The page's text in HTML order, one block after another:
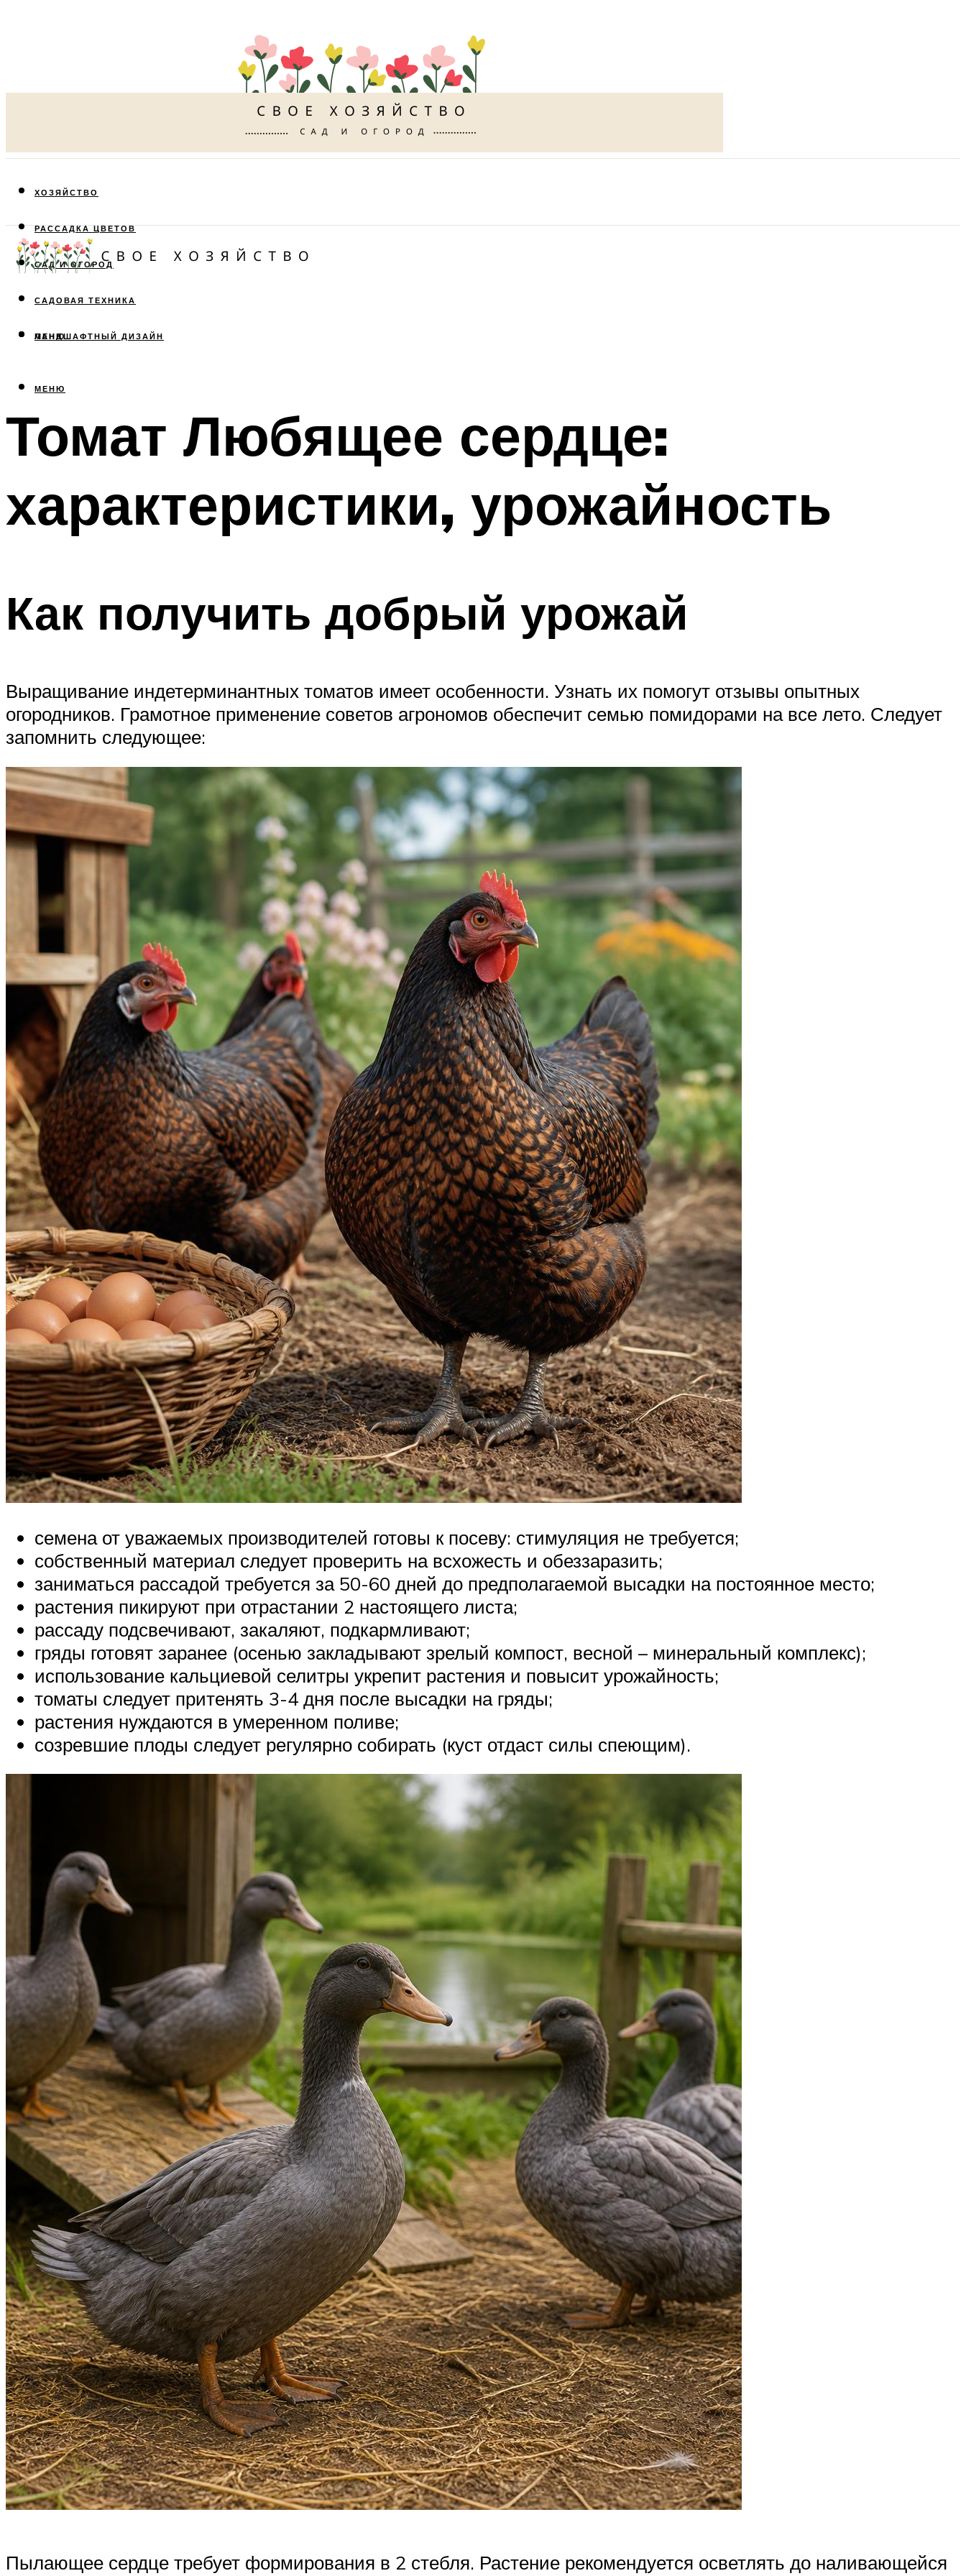
ХОЗЯЙСТВО
РАССАДКА ЦВЕТОВ
САД И ОГОРОД
САДОВАЯ ТЕХНИКА
ЛАНДШАФТНЫЙ ДИЗАЙН
МЕНЮ
МЕНЮ
Томат Любящее сердце:
характеристики, урожайность
Как получить добрый урожай
Выращивание индетерминантных томатов имеет особенности. Узнать их помогут отзывы опытных
огородников. Грамотное применение советов агрономов обеспечит семью помидорами на все лето. Следует
запомнить следующее:
семена от уважаемых производителей готовы к посеву: стимуляция не требуется;
собственный материал следует проверить на всхожесть и обеззаразить;
заниматься рассадой требуется за 50-60 дней до предполагаемой высадки на постоянное место;
растения пикируют при отрастании 2 настоящего листа;
рассаду подсвечивают, закаляют, подкармливают;
гряды готовят заранее (осенью закладывают зрелый компост, весной – минеральный комплекс);
использование кальциевой селитры укрепит растения и повысит урожайность;
томаты следует притенять 3-4 дня после высадки на гряды;
растения нуждаются в умеренном поливе;
созревшие плоды следует регулярно собирать (куст отдаст силы спеющим).
Пылающее сердце требует формирования в 2 стебля. Растение рекомендуется осветлять до наливающейся